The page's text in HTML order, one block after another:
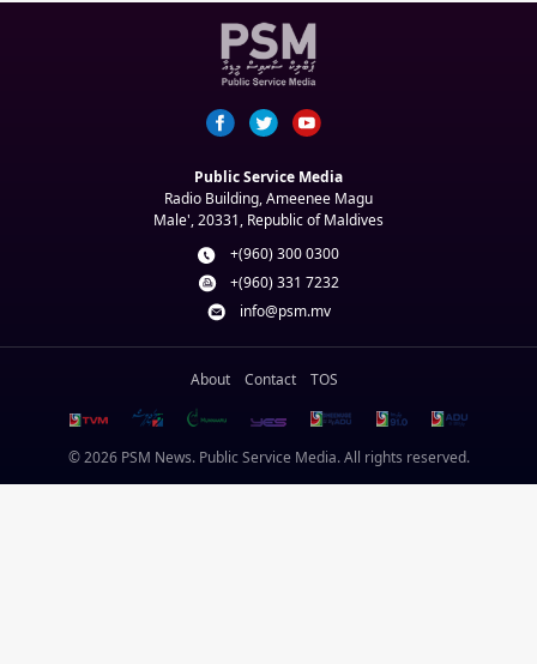
Public Service Media
Radio Building, Ameenee Magu
Male', 20331, Republic of Maldives
+(960) 300 0300
+(960) 331 7232
info@psm.mv
About Contact TOS
© 2026 PSM News. Public Service Media. All rights reserved.